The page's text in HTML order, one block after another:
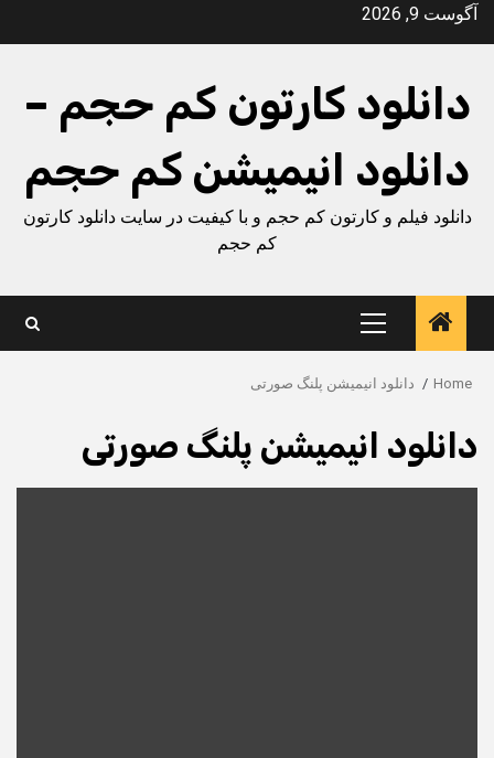
Skipآگوست 9, 2026
دانلود کارتون کم حجم –
دانلود انیمیشن کم حجم
دانلود فیلم و کارتون کم حجم و با کیفیت در سایت دانلود کارتون
کم حجم
Primary
Menu
Home دانلود انیمیشن پلنگ صورتی
دانلود انیمیشن پلنگ صورتی